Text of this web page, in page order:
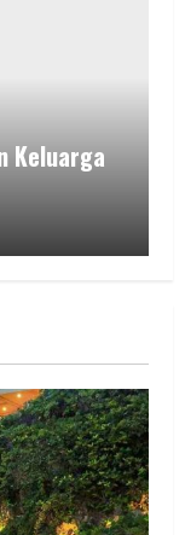
Keluarga
Baru,
yang Lebih